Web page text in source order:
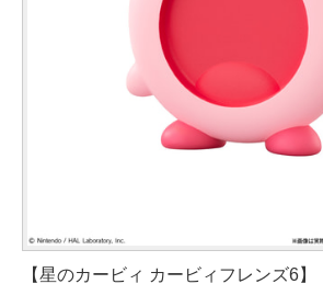
【星のカービィ カービィフレンズ6】